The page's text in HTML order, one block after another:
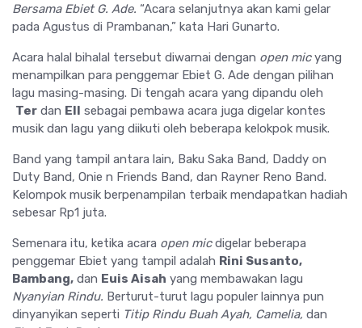
Bersama Ebiet G. Ade. “Acara selanjutnya akan kami gelar
pada Agustus di Prambanan,” kata Hari Gunarto.
Acara halal bihalal tersebut diwarnai dengan open micyang
menampilkan para penggemar Ebiet G. Ade dengan pilihan
lagu masing-masing. Di tengah acara yang dipandu oleh
Ter dan Ell sebagai pembawa acara juga digelar kontes
musik dan lagu yang diikuti oleh beberapa kelokpok musik.
Band yang tampil antara lain, Baku Saka Band, Daddy on
Duty Band, Onie n Friends Band, dan Rayner Reno Band.
Kelompok musik berpenampilan terbaik mendapatkan hadiah
sebesar Rp1 juta.
Semenara itu, ketika acara open micdigelar beberapa
penggemar Ebiet yang tampil adalah Rini Susanto,
Bambang, dan Euis Aisah yang membawakan lagu
Nyanyian Rindu. Berturut-turut lagu populer lainnya pun
dinyanyikan seperti Titip Rindu Buah Ayah, Camelia, dan